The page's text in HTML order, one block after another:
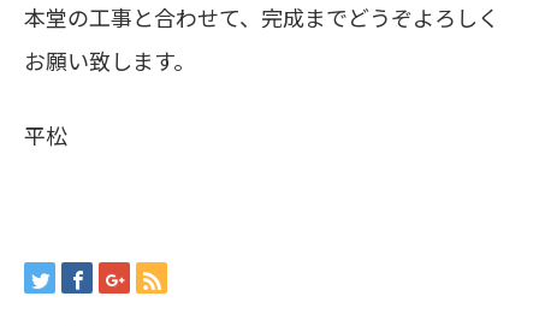
本堂の工事と合わせて、完成までどうぞよろしく
お願い致します。
平松